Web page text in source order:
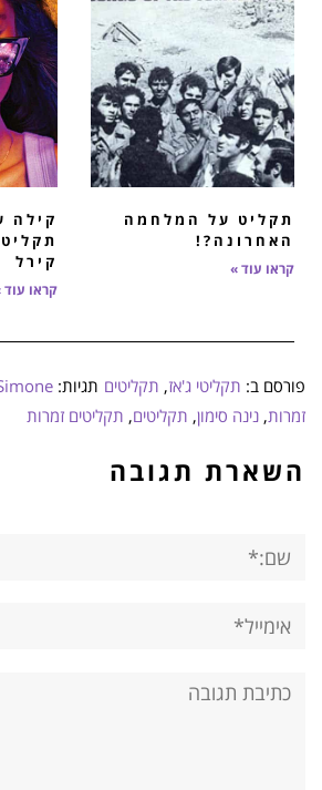
תקליט על המלחמה
האחרונה?!
קראו עוד »
קילה
קירל
קראו עוד
פורסם ב: תקליטי ג'אז, תקליטים תגיות:
זמרות, נינה סימון, תקליטים, תקליטים זמרות
השארת תגובה
תגובה: